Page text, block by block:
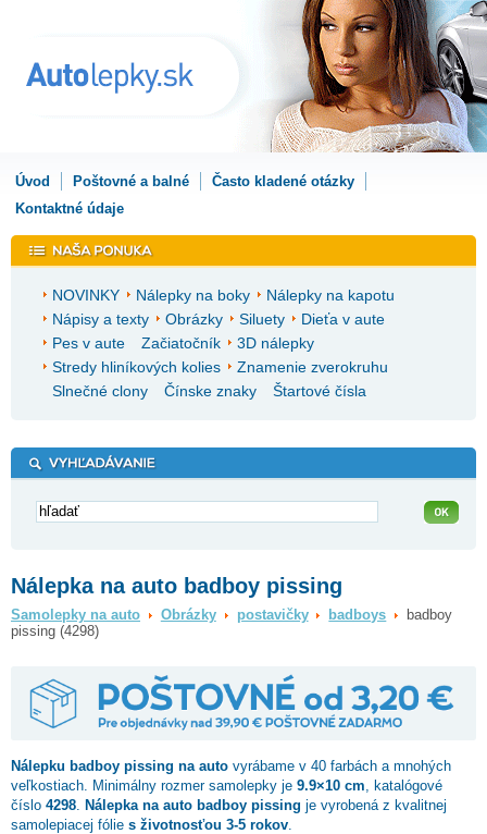
Úvod Poštovné a balné
Často kladené otázky
Kontaktné údaje
NOVINKY Nálepky na boky
Nálepky na kapotu
Nápisy a texty
Obrázky Siluety
Dieťa v aute
Pes v aute
Začiatočník
3D nálepky
Stredy hliníkových kolies
Znamenie zverokruhu
Slnečné clony
Čínske znaky Štartové čísla
Nálepka na auto badboy pissing
Samolepky na auto Obrázky postavičky badboys
badboy
pissing (4298)
Nálepku badboy pissing na auto vyrábame v 40 farbách a mnohých
veľkostiach. Minimálny rozmer samolepky je 9.9×10 cm , katalógové
číslo 4298 Nálepka na auto badboy pissing je vyrobená z kvalitnej
samolepiacej fólie s životnosťou 3-5 rokov